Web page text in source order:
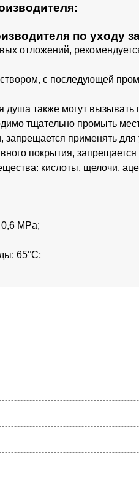
по уходу
отложений,
с последующей
душа также могут
тщательно промыть
применять
покрытия,
кислоты, щелочи,
MPa;
65°C;